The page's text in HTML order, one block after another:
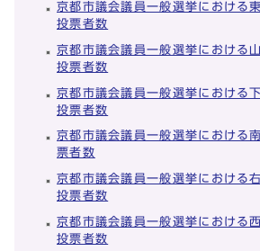
京都市議会議員一般選挙における
投票者数
京都市議会議員一般選挙における
投票者数
京都市議会議員一般選挙における
投票者数
京都市議会議員一般選挙における
票者数
京都市議会議員一般選挙における
投票者数
京都市議会議員一般選挙における
投票者数